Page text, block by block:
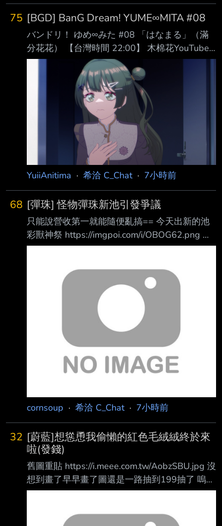
75 [BGD] BanG Dream! YUME∞MITA #08
バンドリ！ ゆめ∞みた #08 「はなまる」（滿
分花花） 【台灣時間 22:00】 木棉花YouTube
https://www.youtube.com/watch?
v=981t3vkoHmo 巴哈姆特動畫瘋
https://ani.gamer.com.tw/animeVideo.php?
sn=50241 【日本時間 23:00】 TOKYO MX
ABEMA https://abema.go.link/kXk26 ニコニコ
生放送 https://live.nicovideo.jp/watch/lv350
YuiiAnitima · 希洽 C_Chat· 7小時前
68 [彈珠] 怪物彈珠新池引發爭議
只能說營收第一就能隨便亂搞== 今天出新的池
彩獸神祭 https://imgpoi.com/i/OBOG62.png 每
個月使用寶珠(不論是有償和無償)只能抽3次10
https://imgpoi.com/i/OBOBED.png 抽完想要繼
續抽就請你付費買卷 (日版2600日幣/台版700台
幣) https://imgpoi.com/i/OBOEWV.png 那角色
強嗎 基本上打高難的 木的那隻直接變友情關
https://youtu.be/8oKWGSwOolI?si=Aaj
cornsoup · 希洽 C_Chat· 7小時前
32 [蔚藍]想慫恿我偷懶的紅色毛絨絨終於來
啦(發錢)
舊圖重貼 https://i.meee.com.tw/AobzSBU.jpg 沒
想到畫了早早畫了圖還是一路抽到199抽了 嗚嗚
這毛絨絨真的很壞(x
次刷出這個攜手送彩竟然是天井的景色...)